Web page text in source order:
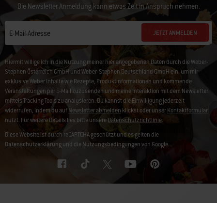
Die Newsletter Anmeldung kann etwas Zeit in Anspruch nehmen.
E-Mail-Adresse JETZT ANMELDEN
Hiermit willige ich in die Nutzung meiner hier angegebenen Daten durch die Weber-
Stephen Österreich GmbH und Weber-Stephen Deutschland GmbH ein, um mir
exklusive Weber Inhalte wie Rezepte, Produktinformationen und kommende
Veranstaltungen per E-Mail zuzusenden und meine Interaktion mit dem Newsletter
mittels Tracking Tools zu analysieren. Du kannst die Einwilligung jederzeit
widerrufen, indem du aufNewsletter abmelden klickst oder unserKontaktformular
nutzt. Für weitere Details lies bitte unsereDatenschutzrichtlinie.
Diese Website ist durch reCAPTCHA geschützt und es gelten die
Datenschutzerklärungund dieNutzungsbedingungenvon Google.